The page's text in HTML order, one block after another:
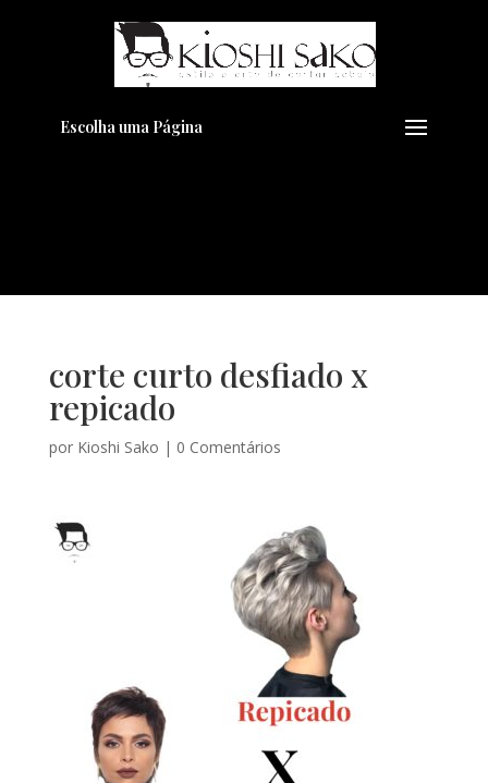
Escolha uma Página
corte curto desfiado x
repicado
por Kioshi Sako | 0 Comentários
Pensando em transformar seu
Visual??